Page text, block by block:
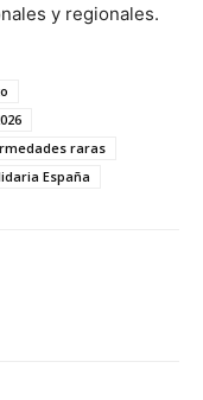
y regionales.
raras
España